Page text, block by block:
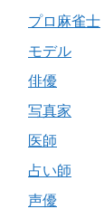
プロ麻雀士
モデル
俳優
写真家
医師
占い師
声優